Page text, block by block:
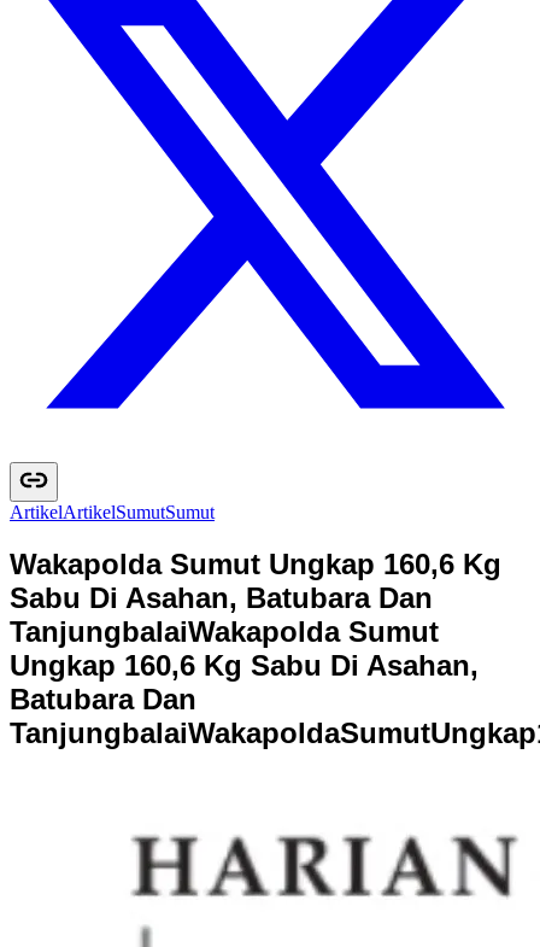
ArtikelArtikelSumutSumut
Wakapolda Sumut Ungkap 160,6 Kg
Sabu Di Asahan, Batubara Dan
TanjungbalaiWakapolda Sumut
Ungkap 160,6 Kg Sabu Di Asahan,
Batubara Dan
TanjungbalaiWakapoldaSumutUngkap